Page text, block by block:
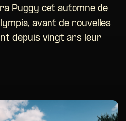
Puggy cet automne de
avant de nouvelles
depuis vingt ans leur